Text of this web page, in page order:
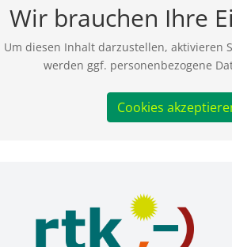
Wir brauchen Ihre
Um diesen Inhalt darzustellen, aktivieren
werden ggf. personenbezogene
Cookies